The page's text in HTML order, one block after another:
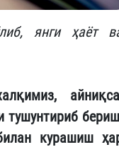
янги ҳаёт
тушунтириб
курашиш